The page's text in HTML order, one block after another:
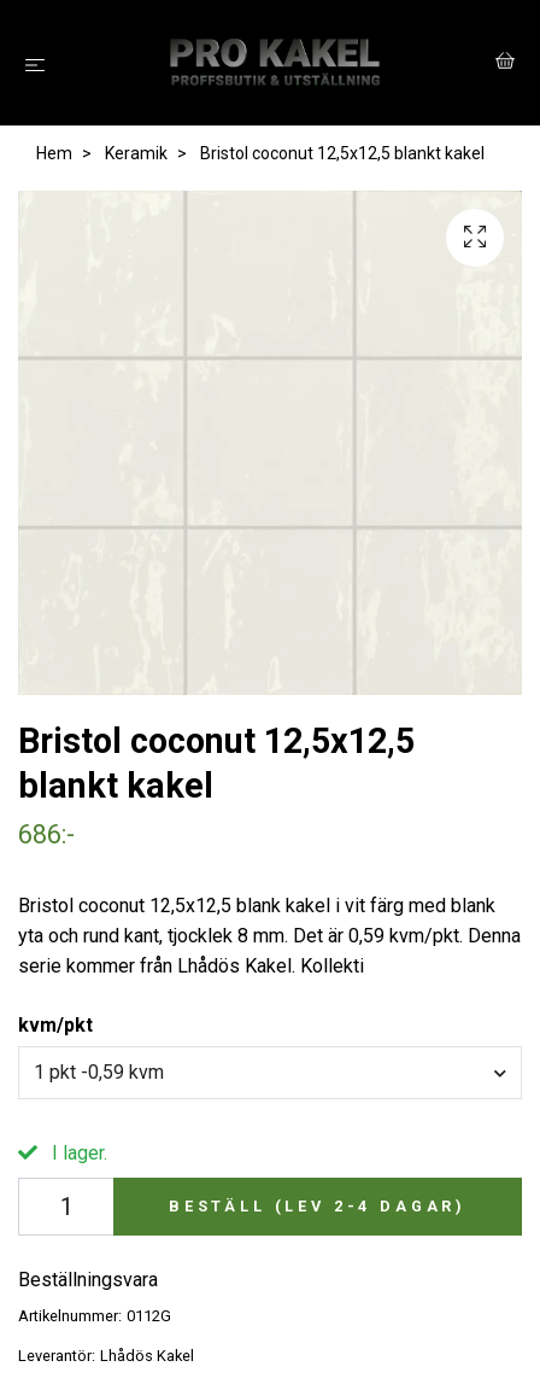
Hem Keramik Bristol coconut 12,5x12,5 blankt kakel
Bristol coconut 12,5x12,5
blankt kakel
686:-
Bristol coconut 12,5x12,5 blank kakel i vit färg med blank
yta och rund kant, tjocklek 8 mm. Det är 0,59 kvm/pkt. Denna
serie kommer från Lhådös Kakel. Kollekti
kvm/pkt
1 pkt -0,59 kvm
I lager.
BESTÄLL (LEV 2-4 DAGAR)
Beställningsvara
Artikelnummer: 0112G
Leverantör: Lhådös Kakel